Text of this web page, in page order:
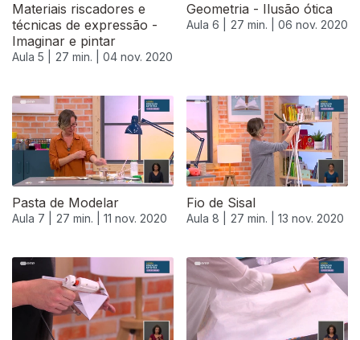
Materiais riscadores e
técnicas de expressão -
Imaginar e pintar
Aula 5 | 27 min. | 04 nov. 2020
Geometria - Ilusão ótica
Aula 6 | 27 min. | 06 nov. 2020
Pasta de Modelar
Aula 7 | 27 min. | 11 nov. 2020
Fio de Sisal
Aula 8 | 27 min. | 13 nov. 2020